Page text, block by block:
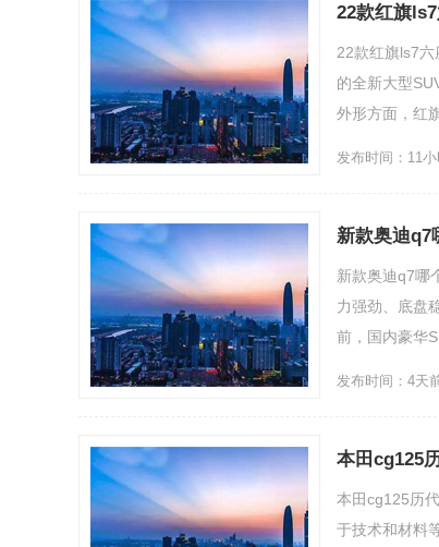
22款红旗
22款红旗ls7
的全新大型
外形方面，红
发布时间：11小
新款奥迪q7
新款奥迪q7哪
力强劲、底盘
前，国内豪华
发布时间：4天
本田cg125
本田cg125历
于技术和材料